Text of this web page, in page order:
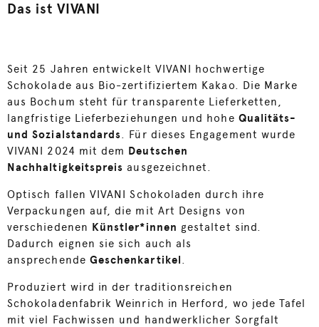
Das ist VIVANI
Seit 25 Jahren entwickelt VIVANI hochwertige
Schokolade aus Bio-zertifiziertem Kakao. Die Marke
aus Bochum steht für transparente Lieferketten,
langfristige Lieferbeziehungen und hohe Qualitäts-
und Sozialstandards. Für dieses Engagement wurde
VIVANI 2024 mit dem Deutschen
Nachhaltigkeitspreis ausgezeichnet.
Optisch fallen VIVANI Schokoladen durch ihre
Verpackungen auf, die mit Art Designs von
verschiedenen Künstler*innen gestaltet sind.
Dadurch eignen sie sich auch als
ansprechende Geschenkartikel.
Produziert wird in der traditionsreichen
Schokoladenfabrik Weinrich in Herford, wo jede Tafel
mit viel Fachwissen und handwerklicher Sorgfalt